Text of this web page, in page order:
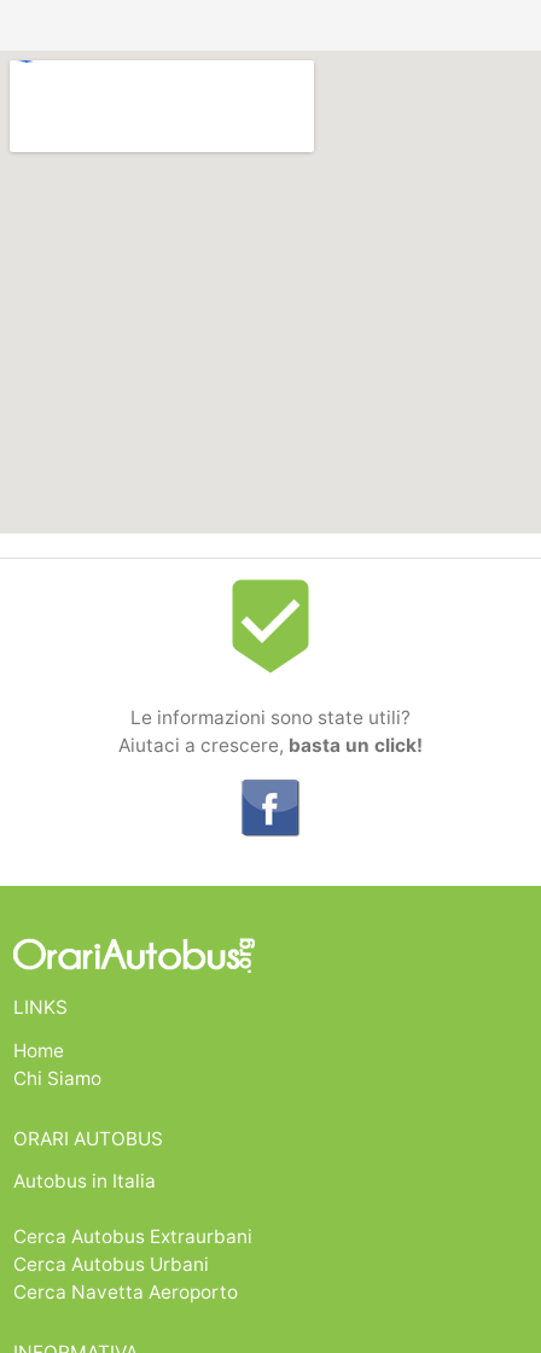
beenhere
Le informazioni sono state utili?
Aiutaci a crescere, basta un click!
LINKS
Home
Chi Siamo
ORARI AUTOBUS
Autobus in Italia
Cerca Autobus Extraurbani
Cerca Autobus Urbani
Cerca Navetta Aeroporto